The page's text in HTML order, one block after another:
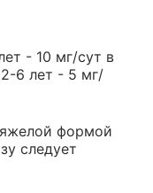
- 10 мг/сут в
6 лет - 5 мг/
формой
следует